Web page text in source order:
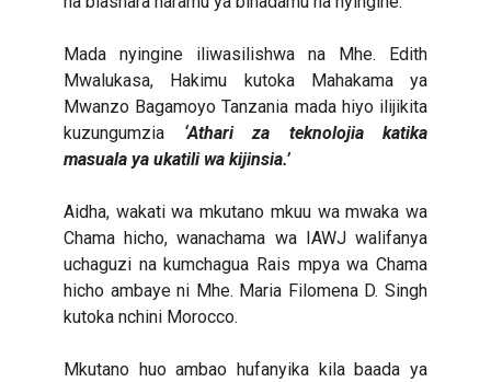
Mada nyingine iliwasilishwa na Mhe. Edith
Mwalukasa, Hakimu kutoka Mahakama ya
Mwanzo Bagamoyo Tanzania mada hiyo ilijikita
kuzungumzia ‘Athari za teknolojia katika
masuala ya ukatili wa kijinsia.’
Aidha, wakati wa mkutano mkuu wa mwaka wa
Chama hicho, wanachama wa IAWJ walifanya
uchaguzi na kumchagua Rais mpya wa Chama
hicho ambaye ni Mhe. Maria Filomena D. Singh
kutoka nchini Morocco.
Mkutano huo ambao hufanyika kila baada ya